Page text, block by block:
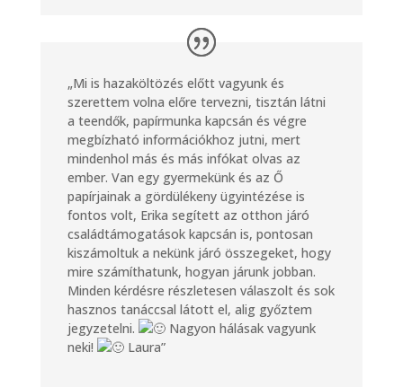
„Mi is hazaköltözés előtt vagyunk és
szerettem volna előre tervezni, tisztán látni
a teendők, papírmunka kapcsán és végre
megbízható információkhoz jutni, mert
mindenhol más és más infókat olvas az
ember. Van egy gyermekünk és az Ő
papírjainak a gördülékeny ügyintézése is
fontos volt, Erika segített az otthon járó
családtámogatások kapcsán is, pontosan
kiszámoltuk a nekünk járó összegeket, hogy
mire számíthatunk, hogyan járunk jobban.
Minden kérdésre részletesen válaszolt és sok
hasznos tanáccsal látott el, alig győztem
jegyzetelni.
Nagyon hálásak vagyunk
neki!
Laura”